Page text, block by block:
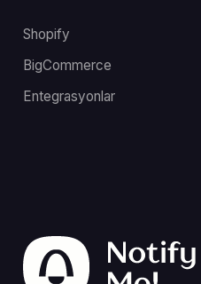
Shopify
BigCommerce
Entegrasyonlar